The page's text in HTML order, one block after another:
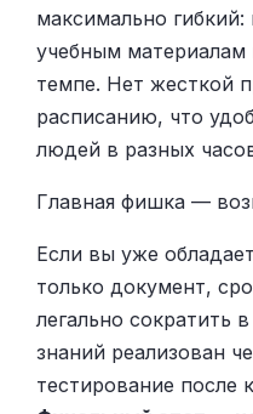
максимально
учебным материалам
темпе. Нет жесткой
расписанию, что
людей в разных
Главная фишка —
Если вы уже
только документ,
легально сократить
знаний реализован
тестирование после